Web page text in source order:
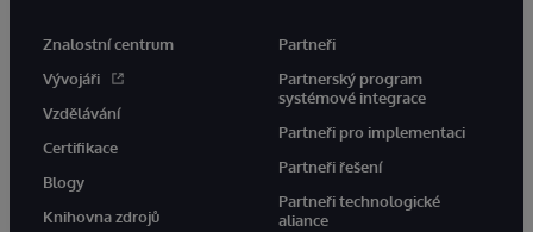
Znalostní centrum
Vývojáři
Vzdělávání
Certifikace
Blogy
Knihovna zdrojů
Partneři
Partnerský program
systémové integrace
Partneři pro implementaci
Partneři řešení
Partneři technologické
aliance